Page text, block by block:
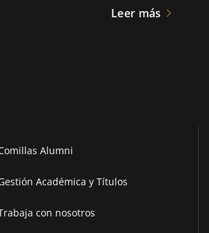
Leer más
Alumni
Académica y Títulos
con nosotros